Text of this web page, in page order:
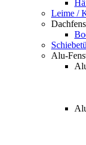
Leime /
Alu-